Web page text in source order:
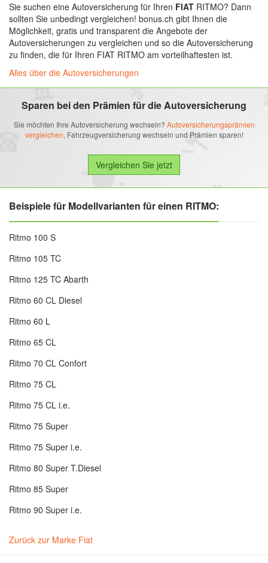
Sie suchen eine Autoversicherung für Ihren FIAT RITMO? Dann
sollten Sie unbedingt vergleichen! bonus.ch gibt Ihnen die
Möglichkeit, gratis und transparent die Angebote der
Autoversicherungen zu vergleichen und so die Autoversicherung
zu finden, die für Ihren FIAT RITMO am vorteilhaftesten ist.
Alles über die Autoversicherungen
Sparen bei den Prämien für die Autoversicherung
Sie möchten Ihre Autoversicherung wechseln? Autoversicherungsprämien
vergleichen, Fahrzeugversicherung wechseln und Prämien sparen!
Beispiele für Modellvarianten für einen RITMO:
Ritmo 100 S
Ritmo 105 TC
Ritmo 125 TC Abarth
Ritmo 60 CL Diesel
Ritmo 60 L
Ritmo 65 CL
Ritmo 70 CL Confort
Ritmo 75 CL
Ritmo 75 CL i.e.
Ritmo 75 Super
Ritmo 75 Super i.e.
Ritmo 80 Super T.Diesel
Ritmo 85 Super
Ritmo 90 Super i.e.
Zurück zur Marke Fiat